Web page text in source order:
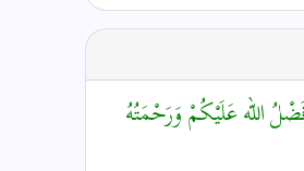
الله عَلَيْكُمْ وَرَحْمَتُهُ